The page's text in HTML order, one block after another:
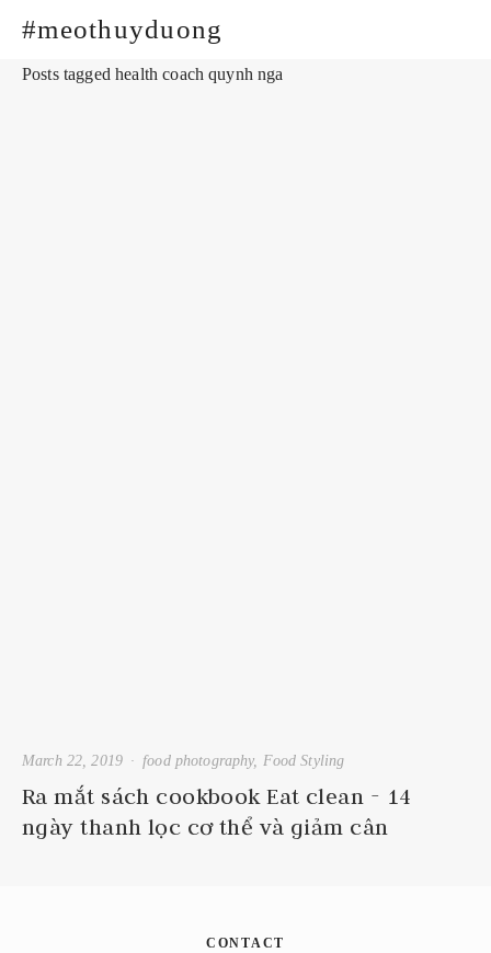
#meothuyduong
Posts tagged health coach quynh nga
Ra mắt sách cookbook Eat clean - 14
ngày thanh lọc cơ thể và giảm cân
food photography, Food Styling
March 22, 2019
CONTACT